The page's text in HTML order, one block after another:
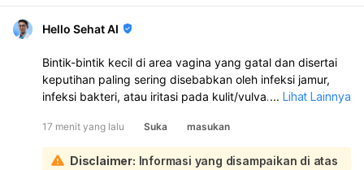
Hello Sehat AI
Bintik-bintik kecil di area vagina yang gatal dan disertai
keputihan paling sering disebabkan oleh infeksi jamur,
infeksi bakteri, atau iritasi pada kulit/vulva. Karena ada
untuk memastikan penyebabnya:
Kalau keputihannya gatal, penyebab yang sering adalah:
Infeksi jamur vagina: biasanya gatal, keputihan putih
... Lihat Lainnya
17 menit yang lalu Suka masukan
Disclaimer: Informasi yang disampaikan di atas